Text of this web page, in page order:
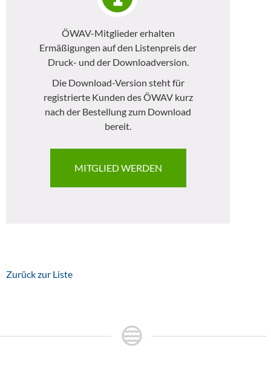
ÖWAV-Mitglieder erhalten
Ermäßigungen auf den Listenpreis der
Druck- und der Downloadversion.
Die Download-Version steht für
registrierte Kunden des ÖWAV kurz
nach der Bestellung zum Download
bereit.
MITGLIED WERDEN
Zurück zur Liste